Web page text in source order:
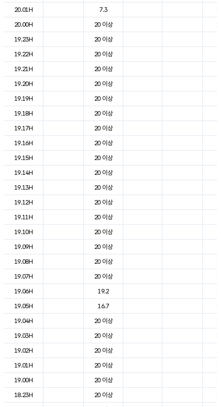
20.01H
7.3
20.00H
20 이상
19.23H
20 이상
19.22H
20 이상
19.21H
20 이상
19.20H
20 이상
19.19H
20 이상
19.18H
20 이상
19.17H
20 이상
19.16H
20 이상
19.15H
20 이상
19.14H
20 이상
19.13H
20 이상
19.12H
20 이상
19.11H
20 이상
19.10H
20 이상
19.09H
20 이상
19.08H
20 이상
19.07H
20 이상
19.06H
19.2
19.05H
16.7
19.04H
20 이상
19.03H
20 이상
19.02H
20 이상
19.01H
20 이상
19.00H
20 이상
18.23H
20 이상